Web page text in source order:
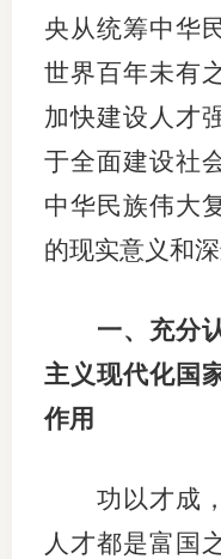
央从统筹中华
世界百年未有
加快建设人才
于全面建设社
中华民族伟大
的现实意义和
一、充分
主义现代化国
作用
功以才成，
人才都是富国